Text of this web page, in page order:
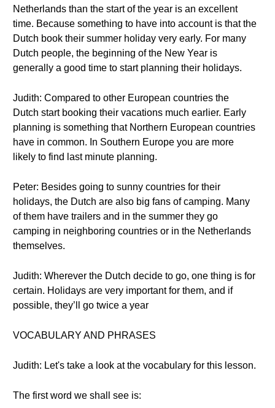
Netherlands than the start of the year is an excellent
time. Because something to have into account is that the
Dutch book their summer holiday very early. For many
Dutch people, the beginning of the New Year is
generally a good time to start planning their holidays.
Judith: Compared to other European countries the
Dutch start booking their vacations much earlier. Early
planning is something that Northern European countries
have in common. In Southern Europe you are more
likely to find last minute planning.
Peter: Besides going to sunny countries for their
holidays, the Dutch are also big fans of camping. Many
of them have trailers and in the summer they go
camping in neighboring countries or in the Netherlands
themselves.
Judith: Wherever the Dutch decide to go, one thing is for
certain. Holidays are very important for them, and if
possible, they’ll go twice a year
VOCABULARY AND PHRASES
Judith: Let's take a look at the vocabulary for this lesson.
The first word we shall see is: